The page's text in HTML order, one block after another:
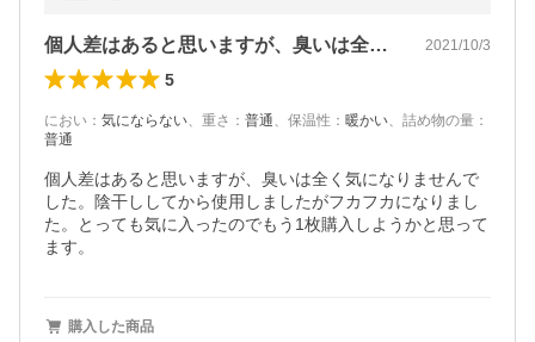
個人差はあると思いますが、臭いは全く気… 2021/10/3
5
におい ： 気にならない、 重さ ： 普通、 保温性 ： 暖かい、 詰め物の量 ：
普通
個人差はあると思いますが、臭いは全く気になりませんで
した。陰干ししてから使用しましたがフカフカになりまし
た。とっても気に入ったのでもう1枚購入しようかと思って
ます。
購入した商品